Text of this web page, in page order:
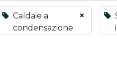
Caldaie a
condensazione
×